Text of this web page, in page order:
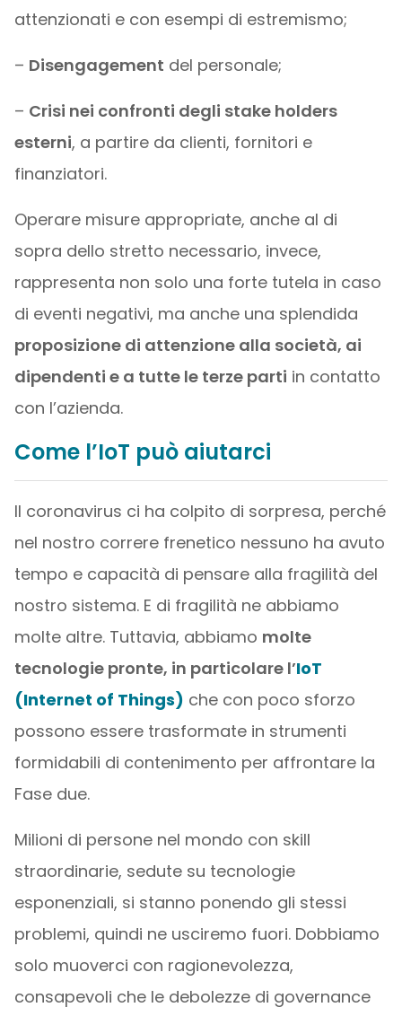
attenzionati e con esempi di estremismo;
– Disengagement del personale;
– Crisi nei confronti degli stake holders
esterni, a partire da clienti, fornitori e
finanziatori.
Operare misure appropriate, anche al di
sopra dello stretto necessario, invece,
rappresenta non solo una forte tutela in caso
di eventi negativi, ma anche una splendida
proposizione di attenzione alla società, ai
dipendenti e a tutte le terze parti in contatto
con l’azienda.
Come l’IoT può aiutarci
Il coronavirus ci ha colpito di sorpresa, perché
nel nostro correre frenetico nessuno ha avuto
tempo e capacità di pensare alla fragilità del
nostro sistema. E di fragilità ne abbiamo
molte altre. Tuttavia, abbiamo molte
tecnologie pronte, in particolare l’IoT
(Internet of Things) che con poco sforzo
possono essere trasformate in strumenti
formidabili di contenimento per affrontare la
Fase due.
Milioni di persone nel mondo con skill
straordinarie, sedute su tecnologie
esponenziali, si stanno ponendo gli stessi
problemi, quindi ne usciremo fuori. Dobbiamo
solo muoverci con ragionevolezza,
consapevoli che le debolezze di governance